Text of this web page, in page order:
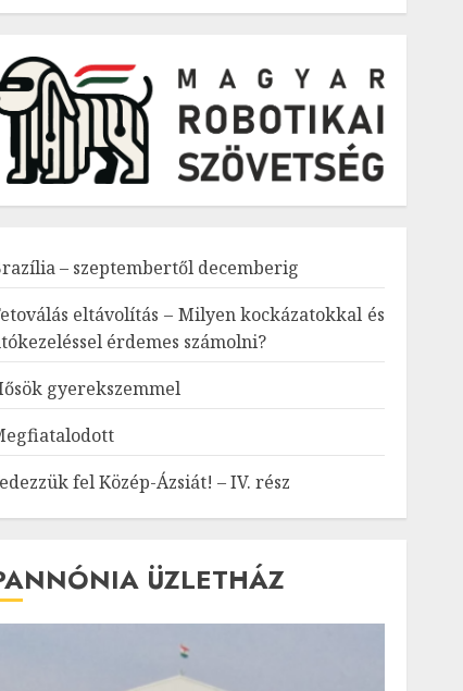
– szeptembertől decemberig
eltávolítás – Milyen kockázatokkal és
érdemes számolni?
gyerekszemmel
fel Közép-Ázsiát! – IV. rész
ÜZLETHÁZ